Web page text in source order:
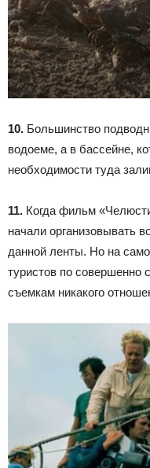
10. Большинство
водоеме, а в бассейне,
необходимости туда
11. Когда фильм
начали организовывать
данной ленты. Но на
туристов по совершенно
съемкам никакого